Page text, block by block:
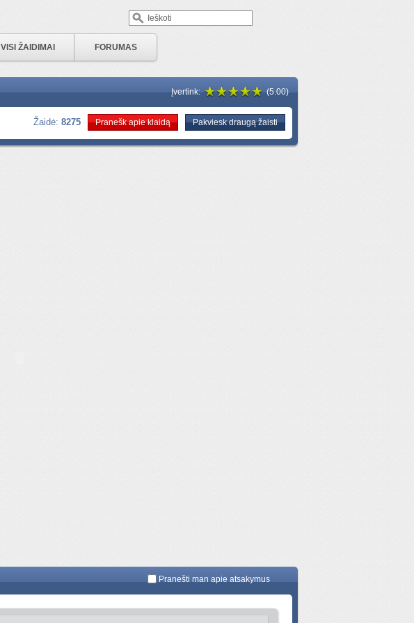
VISI ŽAIDIMAI FORUMAS
(5.00)
Įvertink:
Pakviesk draugą žaisti
Pranešk apie klaidą
Žaidė: 8275
Pranešti man apie atsakymus